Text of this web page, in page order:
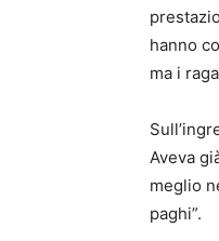
hanno
ma i
Aveva
meglio
paghi”.